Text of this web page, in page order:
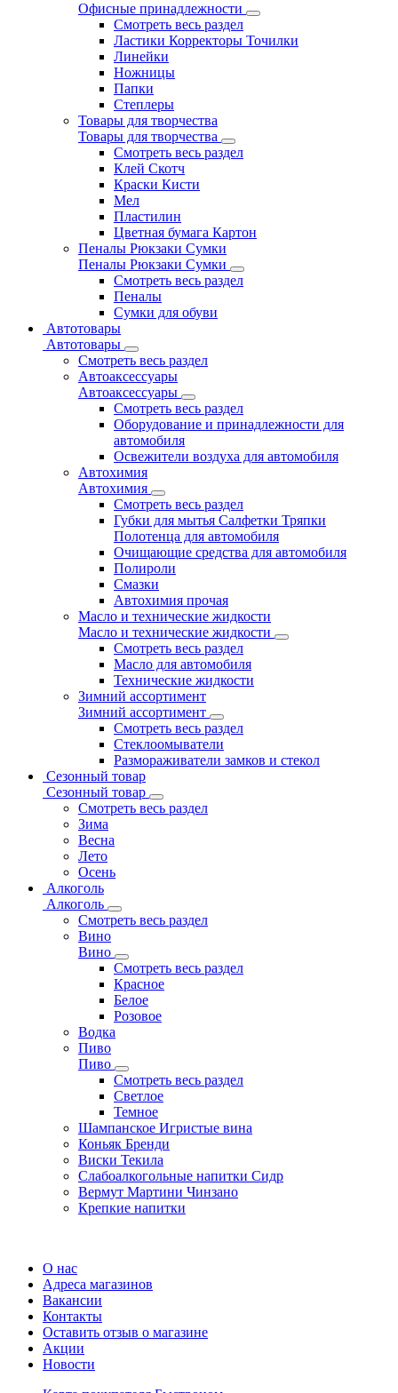
Офисные принадлежности
Смотреть весь раздел
Ластики Корректоры Точилки
Линейки
Ножницы
Папки
Степлеры
Товары для творчества
Товары для творчества
Смотреть весь раздел
Клей Скотч
Краски Кисти
Мел
Пластилин
Цветная бумага Картон
Пеналы Рюкзаки Сумки
Пеналы Рюкзаки Сумки
Смотреть весь раздел
Пеналы
Сумки для обуви
Автотовары
Автотовары
Смотреть весь раздел
Автоаксессуары
Автоаксессуары
Смотреть весь раздел
Оборудование и принадлежности для
автомобиля
Освежители воздуха для автомобиля
Автохимия
Автохимия
Смотреть весь раздел
Губки для мытья Салфетки Тряпки
Полотенца для автомобиля
Очищающие средства для автомобиля
Полироли
Смазки
Автохимия прочая
Масло и технические жидкости
Масло и технические жидкости
Смотреть весь раздел
Масло для автомобиля
Технические жидкости
Зимний ассортимент
Зимний ассортимент
Смотреть весь раздел
Стеклоомыватели
Размораживатели замков и стекол
Сезонный товар
Сезонный товар
Смотреть весь раздел
Зима
Весна
Лето
Осень
Алкоголь
Алкоголь
Смотреть весь раздел
Вино
Вино
Смотреть весь раздел
Красное
Белое
Розовое
Водка
Пиво
Пиво
Смотреть весь раздел
Cветлое
Темное
Шампанское Игристые вина
Коньяк Бренди
Виски Текила
Слабоалкогольные напитки Сидр
Вермут Мартини Чинзано
Крепкие напитки
О нас
Адреса магазинов
Вакансии
Контакты
Оставить отзыв о магазине
Акции
Новости